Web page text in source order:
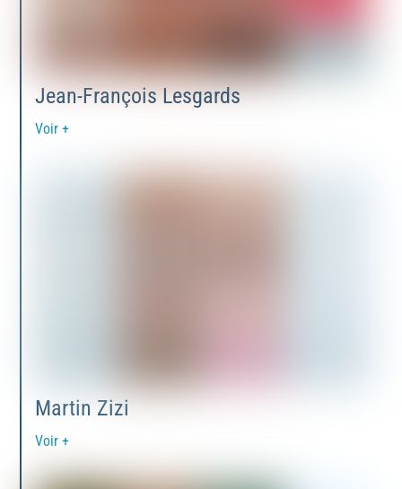
Jean-François Lesgards
Voir +
Martin Zizi
Voir +